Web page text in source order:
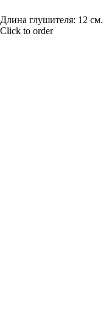
Длина глушителя: 12 см.
Click to order